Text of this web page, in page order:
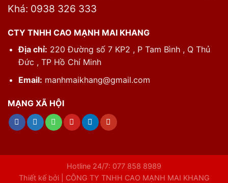
Khá: 0938 326 333
CTY TNHH CAO MẠNH MAI KHANG
Địa chỉ: 220 Đường số 7 KP2 , P Tam Bình , Q Thủ
Đức , TP Hồ Chí Minh
Email: manhmaikhang@gmail.com
MẠNG XÃ HỘI
Hotline 24/7: 077 858 8989
Thiết kế bởi | CÔNG TY TNHH CAO MẠNH MAI KHANG